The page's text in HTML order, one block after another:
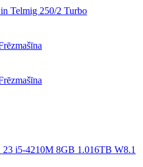
Telmig 250/2 Turbo
i5-4210M 8GB 1.016TB W8.1